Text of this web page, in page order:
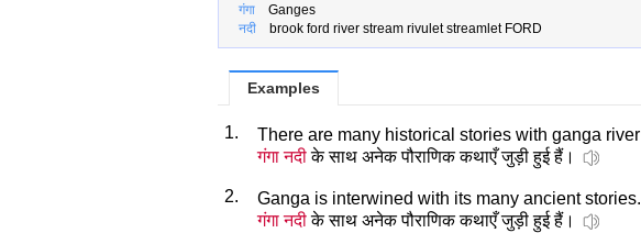
गंगा Ganges
नदी brook ford river stream rivulet streamlet FORD
Examples
1.
There are many historical stories with ganga river
गंगा नदीके साथ अनेक पौराणिक कथाएँ जुड़ी हुई हैं।
2.
Ganga is interwined with its many ancient stories.
गंगा नदीके साथ अनेक पौराणिक कथाएँ जुड़ी हुई हैं।